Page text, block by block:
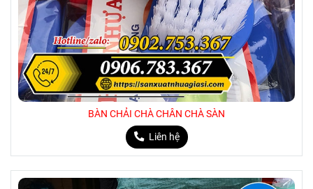
BÀN CHẢI CHÀ CHÂN CHÀ SÀN
Liên hệ